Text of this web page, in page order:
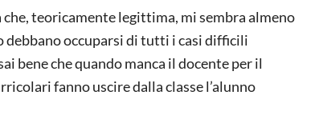
teoricamente legittima, mi sembra almeno
debbano occuparsi di tutti i casi difficili
bene che quando manca il docente per il
fanno uscire dalla classe l’alunno